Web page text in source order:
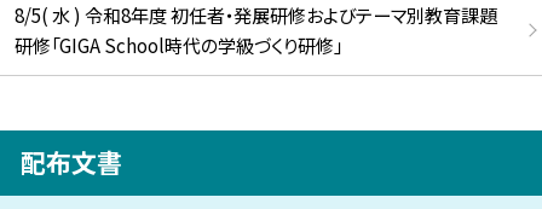
8/5( 水 ) 令和8年度 初任者・発展研修およびテーマ別教育課題
研修「GIGA School時代の学級づくり研修」
配布文書